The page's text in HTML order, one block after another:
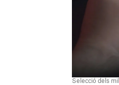
Selecció dels